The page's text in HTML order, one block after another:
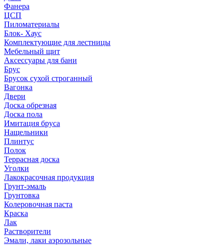
Фанера
ЦСП
Пиломатериалы
Блок- Хаус
Комплектующие для лестницы
Мебельный щит
Аксессуары для бани
Брус
Брусок сухой строганный
Вагонка
Двери
Доска обрезная
Доска пола
Имитация бруса
Нащельники
Плинтус
Полок
Террасная доска
Уголки
Лакокрасочная продукция
Грунт-эмаль
Грунтовка
Колеровочная паста
Краска
Лак
Растворители
Эмали, лаки аэрозольные